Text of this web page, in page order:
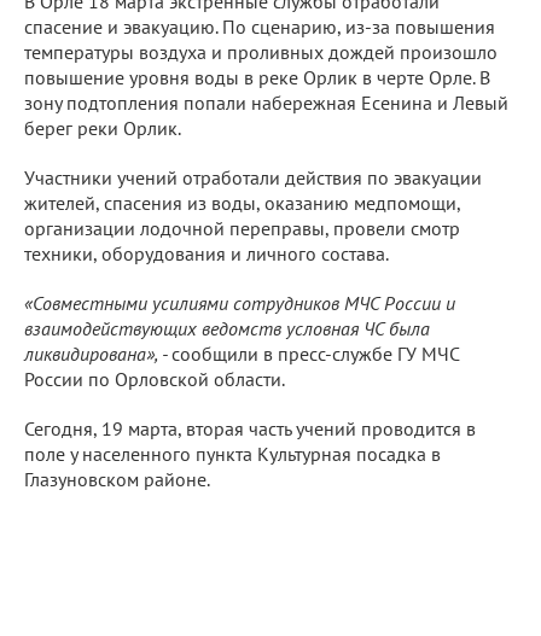
спасение и эвакуацию. По сценарию, из-за повышения
температуры воздуха и проливных дождей произошло
повышение уровня воды в реке Орлик в черте Орле. В
зону подтопления попали набережная Есенина и Левый
берег реки Орлик.
Участники учений отработали действия по эвакуации
жителей, спасения из воды, оказанию медпомощи,
организации лодочной переправы, провели смотр
техники, оборудования и личного состава.
«Совместными усилиями сотрудников МЧС России и
взаимодействующих ведомств условная ЧС была
ликвидирована», -сообщили в пресс-службе ГУ МЧС
России по Орловской области.
Сегодня, 19 марта, вторая часть учений проводится в
поле у населенного пункта Культурная посадка в
Глазуновском районе.